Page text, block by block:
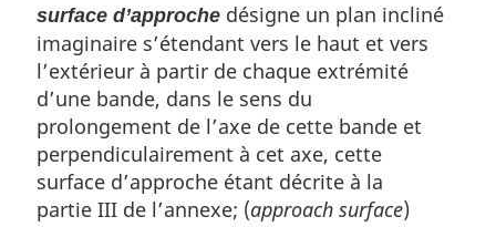
surface d’approche désigne un plan incliné
imaginaire s’étendant vers le haut et vers
l’extérieur à partir de chaque extrémité
d’une bande, dans le sens du
prolongement de l’axe de cette bande et
perpendiculairement à cet axe, cette
surface d’approche étant décrite à la
partie III de l’annexe; (approach surface)